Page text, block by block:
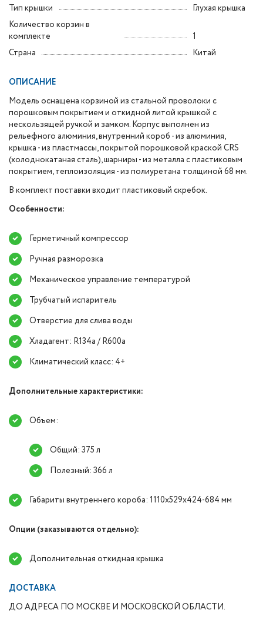
Тип крышки
Глухая крышка
Количество корзин в
комплекте
1
Страна
Китай
ОПИСАНИЕ
Модель оснащена корзиной из стальной проволоки с
порошковым покрытием и откидной литой крышкой с
нескользящей ручкой и замком. Корпус выполнен из
рельефного алюминия, внутренний короб - из алюминия,
крышка - из пластмассы, покрытой порошковой краской CRS
(холоднокатаная сталь), шарниры - из металла с пластиковым
покрытием, теплоизоляция - из полиуретана толщиной 68 мм.
В комплект поставки входит пластиковый скребок.
Особенности:
Герметичный компрессор
Ручная разморозка
Механическое управление температурой
Трубчатый испаритель
Отверстие для слива воды
Хладагент: R134a / R600a
Климатический класс: 4+
Дополнительные характеристики:
Объем:
Общий: 375 л
Полезный: 366 л
Габариты внутреннего короба: 1110х529х424-684 мм
Опции (заказываются отдельно):
Дополнительная откидная крышка
ДОСТАВКА
ДО АДРЕСА ПО МОСКВЕ И МОСКОВСКОЙ ОБЛАСТИ.